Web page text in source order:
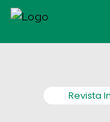
Revista